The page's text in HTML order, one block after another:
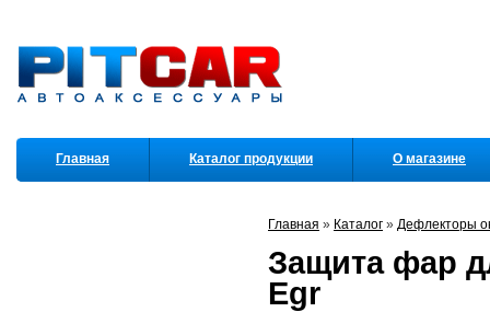
Главная » Каталог » Дефлекторы
Защита фар
Egr
Главная Каталог продукции О магазине